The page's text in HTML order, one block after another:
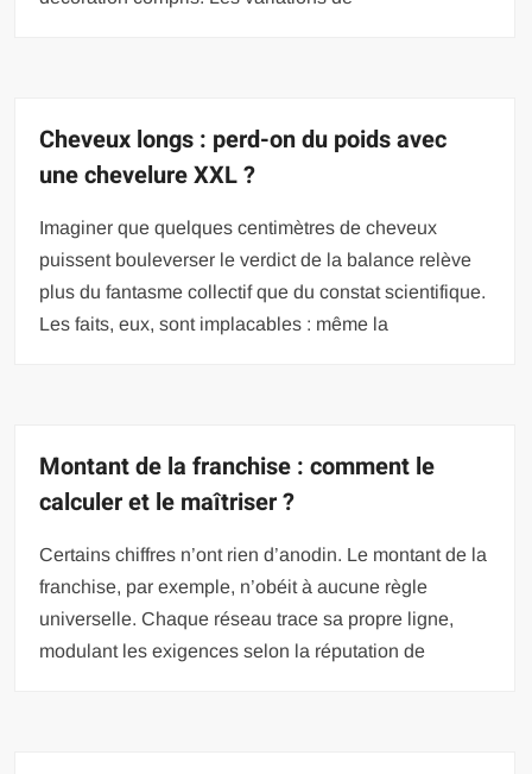
Cheveux longs : perd-on du poids avec
une chevelure XXL ?
Imaginer que quelques centimètres de cheveux
puissent bouleverser le verdict de la balance relève
plus du fantasme collectif que du constat scientifique.
Les faits, eux, sont implacables : même la
Montant de la franchise : comment le
calculer et le maîtriser ?
Certains chiffres n’ont rien d’anodin. Le montant de la
franchise, par exemple, n’obéit à aucune règle
universelle. Chaque réseau trace sa propre ligne,
modulant les exigences selon la réputation de